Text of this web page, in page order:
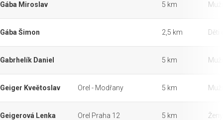
Gába Miroslav 5 km Muži
Gába Šimon 2,5 km Děti
Gabrhelík Daniel 5 km Muži
Geiger Kveětoslav Orel - Modřany 5 km Muži
Geigerová Lenka Orel Praha 12 5 km Ženy